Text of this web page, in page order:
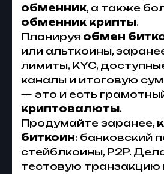
обменник, а также
обменник крипты.
Планируя обмен
или альткоины,
лимиты, KYC,
каналы и итоговую
— это и есть
криптовалюты.
Продумайте заранее,
биткоин: банковский
стейблкоины, P2P.
тестовую транзакцию